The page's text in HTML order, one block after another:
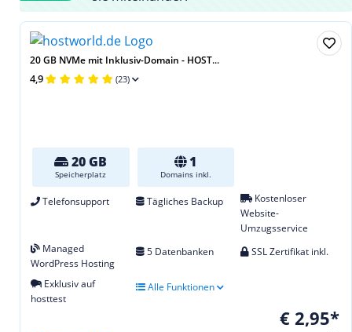
20 GB NVMe mit Inklusiv-Domain - HOST...
4,9 (23)
20 GB
Speicherplatz
1
Domains inkl.
Telefonsupport Tägliches Backup
Kostenloser
Website-
Umzugsservice
Managed
WordPress Hosting
5 Datenbanken SSL Zertifikat inkl.
Exklusiv auf
hosttest
Alle Funktionen
€ 2,95*